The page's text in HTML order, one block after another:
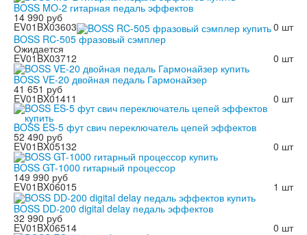
BOSS MO-2 гитарная педаль эффектов
14 990 руб
0 шт
EV01BX03603
BOSS RC-505 фразовый сэмплер
Ожидается
0 шт
EV01BX03712
BOSS VE-20 двойная педаль Гармонайзер
41 651 руб
0 шт
EV01BX01411
BOSS ES-5 фут свич переключатель цепей эффектов
52 490 руб
0 шт
EV01BX05132
BOSS GT-1000 гитарный процессор
149 990 руб
1 шт
EV01BX06015
BOSS DD-200 digital delay педаль эффектов
32 990 руб
0 шт
EV01BX06514